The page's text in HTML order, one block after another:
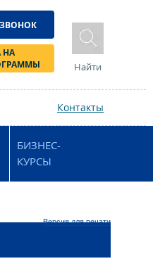
НА
Найти
Контакты
БИЗНЕС-
КУРСЫ
Версия для печати